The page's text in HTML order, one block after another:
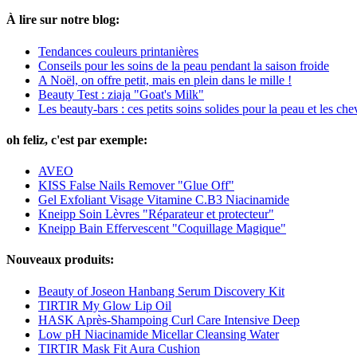
À lire sur notre blog:
Tendances couleurs printanières
Conseils pour les soins de la peau pendant la saison froide
A Noël, on offre petit, mais en plein dans le mille !
Beauty Test : ziaja "Goat's Milk"
Les beauty-bars : ces petits soins solides pour la peau et les
oh feliz, c'est par exemple:
AVEO
KISS False Nails Remover "Glue Off"
Gel Exfoliant Visage Vitamine C.B3 Niacinamide
Kneipp Soin Lèvres "Réparateur et protecteur"
Kneipp Bain Effervescent "Coquillage Magique"
Nouveaux produits:
Beauty of Joseon Hanbang Serum Discovery Kit
TIRTIR My Glow Lip Oil
HASK Après-Shampoing Curl Care Intensive Deep
Low pH Niacinamide Micellar Cleansing Water
TIRTIR Mask Fit Aura Cushion